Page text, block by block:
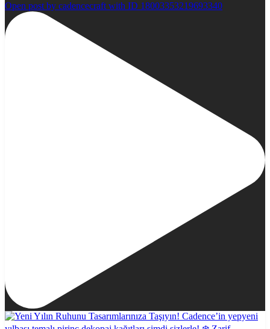
Open post by cadencecraft with ID 18003353219693340